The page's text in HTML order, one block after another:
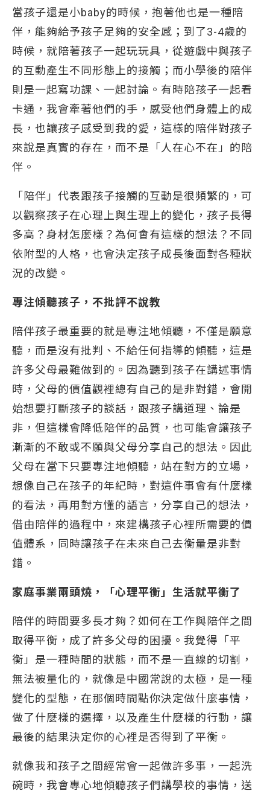
當孩子還是小baby的時候，抱著他也是一種陪
伴，能夠給予孩子足夠的安全感；到了3-4歲的
時候，就陪著孩子一起玩玩具，從遊戲中與孩子
的互動產生不同形態上的接觸；而小學後的陪伴
則是一起寫功課、一起討論。有時陪孩子一起看
卡通，我會牽著他們的手，感受他們身體上的成
長，也讓孩子感受到我的愛，這樣的陪伴對孩子
來說是真實的存在，而不是「人在心不在」的陪
伴。
「陪伴」代表跟孩子接觸的互動是很頻繁的，可
以觀察孩子在心理上與生理上的變化，孩子長得
多高？身材怎麼樣？為何會有這樣的想法？不同
依附型的人格，也會決定孩子成長後面對各種狀
況的改變。
專注傾聽孩子，不批評不說教
陪伴孩子最重要的就是專注地傾聽，不僅是願意
聽，而是沒有批判、不給任何指導的傾聽，這是
許多父母最難做到的。因為聽到孩子在講述事情
時，父母的價值觀裡總有自己的是非對錯，會開
始想要打斷孩子的談話，跟孩子講道理、論是
非，但這樣會降低陪伴的品質，也可能會讓孩子
漸漸的不敢或不願與父母分享自己的想法。因此
父母在當下只要專注地傾聽，站在對方的立場，
想像自己在孩子的年紀時，對這件事會有什麼樣
的看法，再用對方懂的語言，分享自己的想法，
借由陪伴的過程中，來建構孩子心裡所需要的價
值體系，同時讓孩子在未來自己去衡量是非對
錯。
家庭事業兩頭燒，「心理平衡」生活就平衡了
陪伴的時間要多長才夠？如何在工作與陪伴之間
取得平衡，成了許多父母的困擾。我覺得「平
衡」是一種時間的狀態，而不是一直線的切割，
無法被量化的，就像是中國常說的太極，是一種
變化的型態，在那個時間點你決定做什麼事情，
做了什麼樣的選擇，以及產生什麼樣的行動，讓
最後的結果決定你的心裡是否得到了平衡。
就像我和孩子之間經常會一起做許多事，一起洗
碗時，我會專心地傾聽孩子們講學校的事情，送